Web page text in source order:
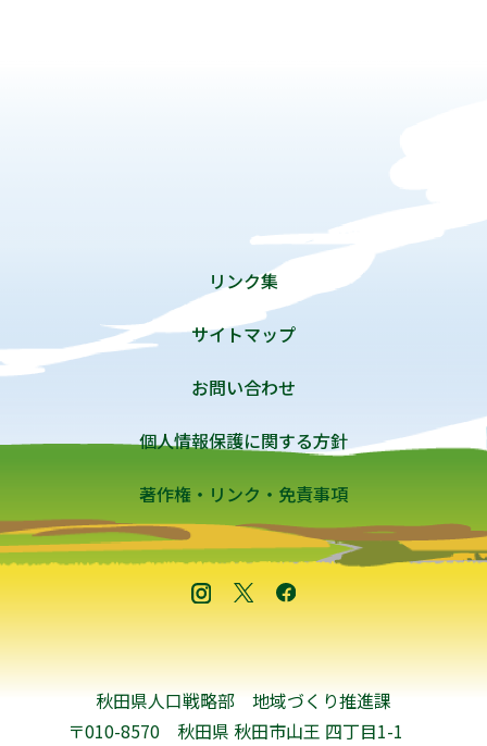
リンク集
サイトマップ
お問い合わせ
個人情報保護に関する方針
著作権・リンク・免責事項
秋田県人口戦略部 地域づくり推進課
〒010-8570 秋田県 秋田市山王 四丁目1-1